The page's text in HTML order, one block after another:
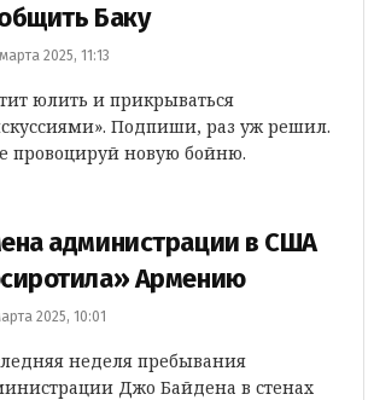
Баку
2025, 11:13
юлить и прикрываться
Подпиши, раз уж решил.
провоцируй новую бойню.
администрации в США
Армению
2025, 10:01
неделя пребывания
Джо Байдена в стенах